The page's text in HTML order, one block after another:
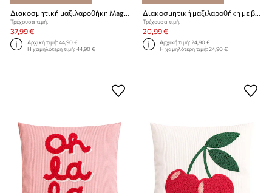
Διακοσμητική μαξιλαροθήκη Magma Paros 40 x 60 cm
Τρέχουσα τιμή:
37,99 €
Αρχική τιμή:44,90 €
Η χαμηλότερη τιμή:44,90 €
Διακοσμητική μαξιλαροθήκη με βαμβάκι Magma Lulu 40 x 60 cm
Τρέχουσα τιμή:
20,99 €
Αρχική τιμή:24,90 €
Η χαμηλότερη τιμή:24,90 €